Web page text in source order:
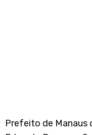
Prefeito de Manaus